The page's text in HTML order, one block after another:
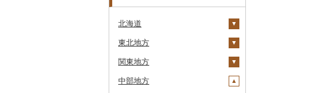
北海道
安平町
八雲町
鹿部町
東北地方
青森県
十和田市
岩手県
関東地方
茨城県
中部地方